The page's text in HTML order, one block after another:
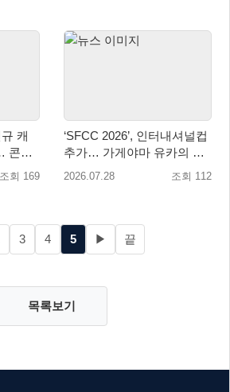
캐
콘텐
조회 169
‘SFCC 2026’, 인터내셔널컵
추가… 가게야마 유카의 특
별 훈련 카드 등장!
2026.07.28 조회 112
3 4 5 ▶ 끝
목록보기